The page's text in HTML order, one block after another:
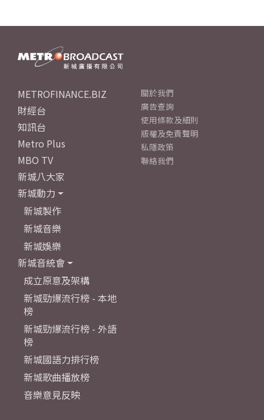
METROFINANCE.BIZ
財經台
知訊台
Metro Plus
MBO TV
新城八大家
新城動力
新城製作
新城音樂
新城娛樂
新城音統會
成立原意及架構
新城勁爆流行榜 - 本地
榜
新城勁爆流行榜 - 外語
榜
新城國語力排行榜
新城歌曲播放榜
音樂意見反映
關於我們
廣告查詢
使用條款及細則
版權及免責聲明
私隱政策
聯絡我們